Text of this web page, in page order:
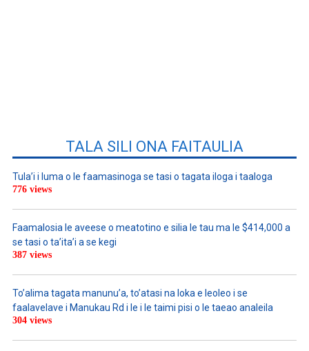
TALA SILI ONA FAITAULIA
Tula’i i luma o le faamasinoga se tasi o tagata iloga i taaloga
776 views
Faamalosia le aveese o meatotino e silia le tau ma le $414,000 a
se tasi o ta’ita’i a se kegi
387 views
To’alima tagata manunu’a, to’atasi na loka e leoleo i se
faalavelave i Manukau Rd i le i le taimi pisi o le taeao analeila
304 views